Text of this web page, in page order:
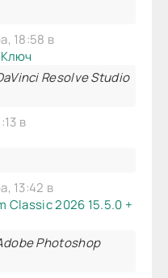
18:58 в
Ключ
Resolve Studio
в
13:42 в
Classic 2026 15.5.0 +
Photoshop